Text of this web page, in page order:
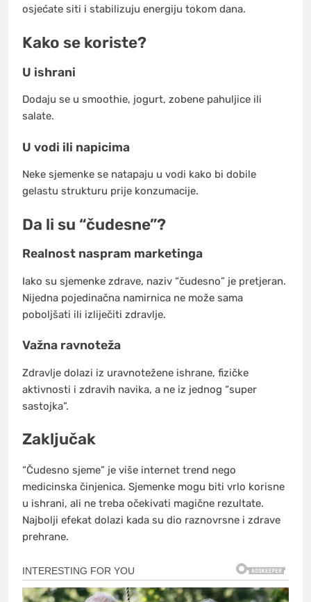
osjećate siti i stabilizuju energiju tokom dana.
Kako se koriste?
U ishrani
Dodaju se u smoothie, jogurt, zobene pahuljice ili
salate.
U vodi ili napicima
Neke sjemenke se natapaju u vodi kako bi dobile
gelastu strukturu prije konzumacije.
Da li su “čudesne”?
Realnost naspram marketinga
Iako su sjemenke zdrave, naziv “čudesno” je pretjeran.
Nijedna pojedinačna namirnica ne može sama
poboljšati ili izliječiti zdravlje.
Važna ravnoteža
Zdravlje dolazi iz uravnotežene ishrane, fizičke
aktivnosti i zdravih navika, a ne iz jednog “super
sastojka”.
Zaključak
“Čudesno sjeme” je više internet trend nego
medicinska činjenica. Sjemenke mogu biti vrlo korisne
u ishrani, ali ne treba očekivati magične rezultate.
Najbolji efekat dolazi kada su dio raznovrsne i zdrave
prehrane.